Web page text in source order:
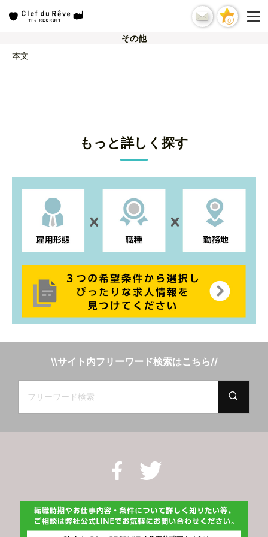
0
その他
本文
もっと詳しく探す
\\サイト内フリーワード検索はこちら//